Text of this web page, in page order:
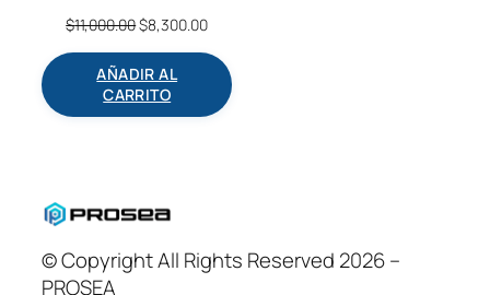
$11,000.00Original
was:
$11,000.00.
$8,300.00Current
is:
$8,300.00.
AÑADIR AL
CARRITO
© Copyright All Rights Reserved 2026 –
PROSEA